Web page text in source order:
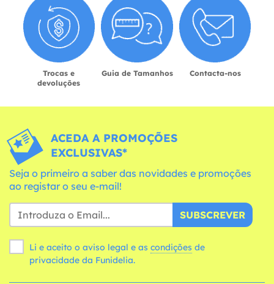
Trocas e
devoluções
Guia de Tamanhos Contacta-nos
ACEDA A PROMOÇÕES
EXCLUSIVAS*
Seja o primeiro a saber das novidades e promoções
ao registar o seu e-mail!
SUBSCREVER
Li e aceito o aviso legal e as condições
privacidade da Funidelia.